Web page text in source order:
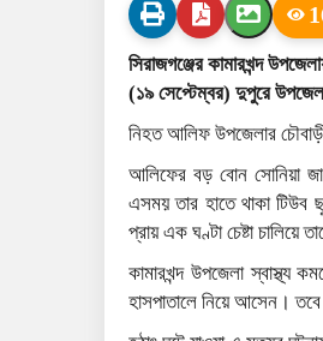
সিরাজগঞ্জের কামারখন্দ
(১৯ সেপ্টেম্বর) দুপুরে
নিহত আলিফ উপজেলার চৌবাড়ী
আলিফের বড় বোন সোনিয়া
এসময় তার হাতে থাকা টিউব
প্রায় এক ঘণ্টা চেষ্টা চালিয়ে
কামারখন্দ উপজেলা স্বাস্থ্য
হাসপাতালে নিয়ে আসেন।